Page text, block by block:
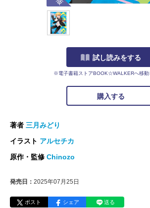
試し読みをする
※電子書籍ストアBOOK☆WALKERへ移動
購入する
著者 三月みどり
イラスト アルセチカ
原作・監修 Chinozo
発売日： 2025年07月25日
ポスト シェア 送る